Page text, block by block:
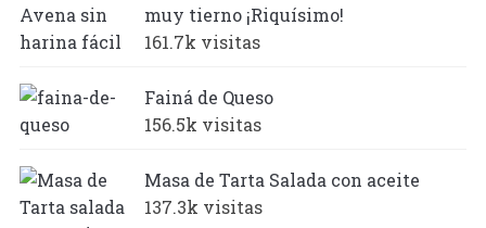
muy tierno ¡Riquísimo!
161.7k visitas
Fainá de Queso
156.5k visitas
Masa de Tarta Salada con aceite
137.3k visitas